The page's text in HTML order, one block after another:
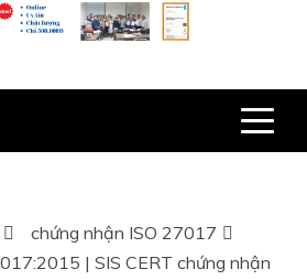
chứng nhận ISO 27017
| SIS CERT chứng nhận